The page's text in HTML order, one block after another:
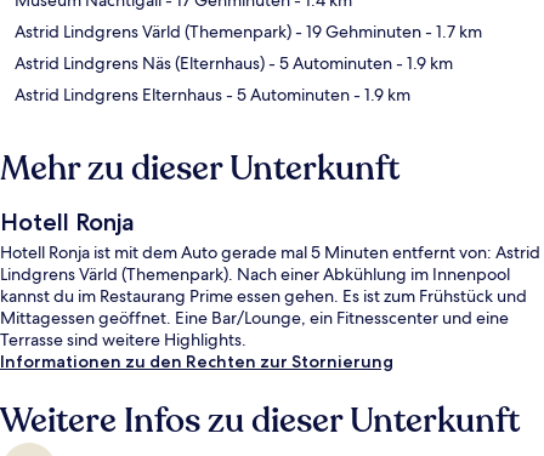
Astrid Lindgrens Värld (Themenpark)- 19 Gehminuten- 1.7 km
Astrid Lindgrens Näs (Elternhaus)- 5 Autominuten- 1.9 km
Astrid Lindgrens Elternhaus- 5 Autominuten- 1.9 km
Mehr zu dieser Unterkunft
Hotell Ronja
Hotell Ronja ist mit dem Auto gerade mal 5 Minuten entfernt von: Astrid
Lindgrens Värld (Themenpark). Nach einer Abkühlung im Innenpool
kannst du im Restaurang Prime essen gehen. Es ist zum Frühstück und
Mittagessen geöffnet. Eine Bar/Lounge, ein Fitnesscenter und eine
Terrasse sind weitere Highlights.
Informationen zu den Rechten zur Stornierung
Weitere Infos zu dieser Unterkunft